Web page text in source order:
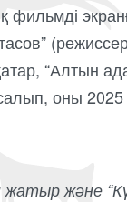
фильмді
“Алтын
оны
жатыр және